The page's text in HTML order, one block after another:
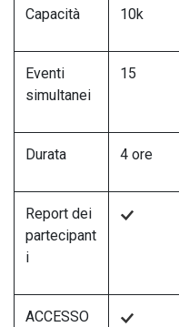
Capacità 10k
Eventi
simultanei
15
Durata 4 ore
Report dei
partecipant
i
ACCESSO